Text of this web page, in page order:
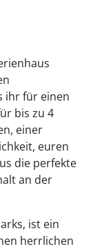
ihr für einen
bis zu 4
einer
euren
die perfekte
an der
ist ein
herrlichen